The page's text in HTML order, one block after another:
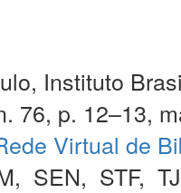
Instituto
76, p. 12–13,
Virtual de
, SEN, STF,